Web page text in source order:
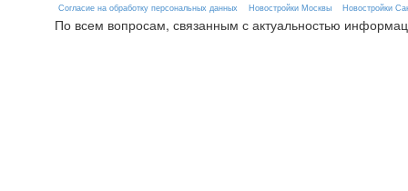
Согласие на обработку персональных данных
Новостройки Москвы Новостройки
По всем вопросам, связанным с актуальностью